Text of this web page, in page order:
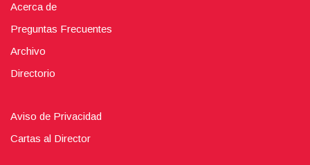
Acerca de
Preguntas Frecuentes
Archivo
Directorio
Aviso de Privacidad
Cartas al Director